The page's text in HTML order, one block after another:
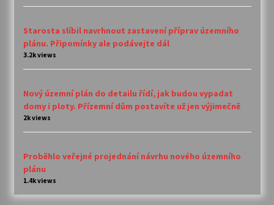
Starosta slíbil navrhnout zastavení příprav územního
plánu. Připomínky ale podávejte dál
3.2k views
Nový územní plán do detailu řídí, jak budou vypadat
domy i ploty. Přízemní dům postavíte už jen výjimečně
2k views
Proběhlo veřejné projednání návrhu nového územního
plánu
1.4k views